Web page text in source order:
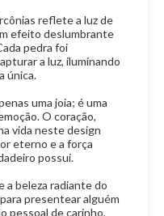
reflete a luz de
efeito deslumbrante
pedra foi
a luz, iluminando
única.
uma joia; é uma
O coração,
vida neste design
eterno e a força
possui.
a beleza radiante do
presentear alguém
pessoal de carinho,